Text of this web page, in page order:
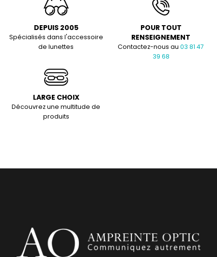
DEPUIS 2005
Spécialisés dans l'accessoire
de lunettes
POUR TOUT
RENSEIGNEMENT
Contactez-nous au03 81 47
39 68
LARGE CHOIX
Découvrez une multitude de
produits